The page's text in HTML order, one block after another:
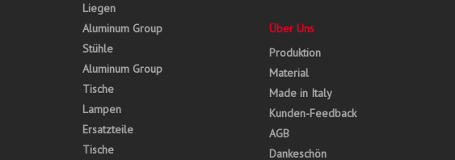
Liegen
Aluminum Group
Stühle
Aluminum Group
Tische
Lampen
Ersatzteile
Tische
Über Uns
Produktion
Material
Made in Italy
Kunden-Feedback
AGB
Dankeschön